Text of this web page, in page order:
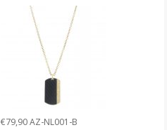
€79,90 AZ-NL001-B